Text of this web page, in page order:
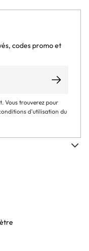
codes promo et
S’abonner
Vous trouverez pour
d'utilisation du